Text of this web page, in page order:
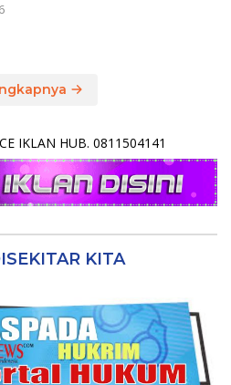
IKLAN HUB. 0811504141
KITA